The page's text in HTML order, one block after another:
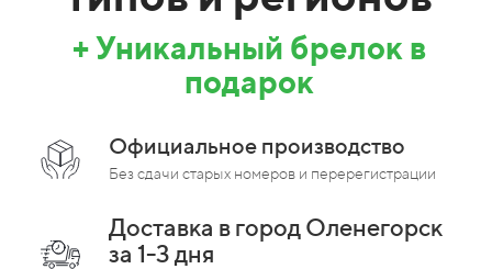
+ Уникальный брелок в
подарок
Официальное производство
Без сдачи старых номеров и перерегистрации
Доставка в город Оленегорск
за 1-3 дня